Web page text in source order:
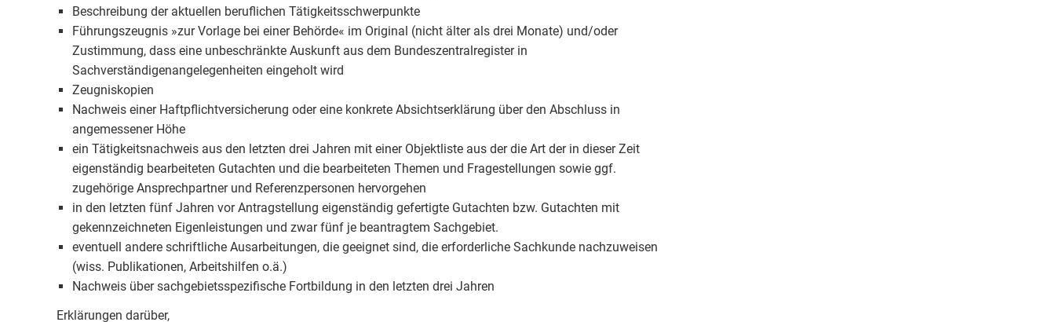
Beschreibung der aktuellen beruflichen Tätigkeitsschwerpunkte
Führungszeugnis »zur Vorlage bei einer Behörde« im Original (nicht älter als drei Monate) und/oder
Zustimmung, dass eine unbeschränkte Auskunft aus dem Bundeszentralregister in
Sachverständigenangelegenheiten eingeholt wird
Zeugniskopien
Nachweis einer Haftpflichtversicherung oder eine konkrete Absichtserklärung über den Abschluss in
angemessener Höhe
ein Tätigkeitsnachweis aus den letzten drei Jahren mit einer Objektliste aus der die Art der in dieser Zeit
eigenständig bearbeiteten Gutachten und die bearbeiteten Themen und Fragestellungen sowie ggf.
zugehörige Ansprechpartner und Referenzpersonen hervorgehen
in den letzten fünf Jahren vor Antragstellung eigenständig gefertigte Gutachten bzw. Gutachten mit
gekennzeichneten Eigenleistungen und zwar fünf je beantragtem Sachgebiet.
eventuell andere schriftliche Ausarbeitungen, die geeignet sind, die erforderliche Sachkunde nachzuweisen
(wiss. Publikationen, Arbeitshilfen o.ä.)
Nachweis über sachgebietsspezifische Fortbildung in den letzten drei Jahren
Erklärungen darüber,